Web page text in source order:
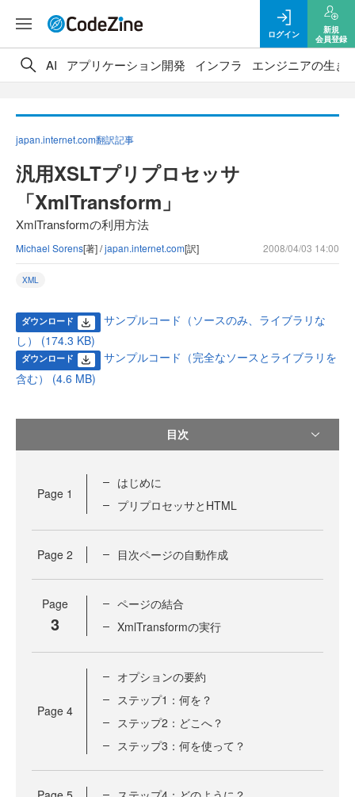
ログイン
新規
会員登録
AI アプリケーション開発 インフラ エンジニアの生き
japan.internet.com翻訳記事
汎用XSLTプリプロセッサ
「XmlTransform」
XmlTransformの利用方法
Michael Sorens[著] /japan.internet.com[訳] 2008/04/03 14:00
XML
ダウンロード
サンプルコード（ソースのみ、ライブラリな
し） (174.3 KB)
ダウンロード
サンプルコード（完全なソースとライブラリを
含む） (4.6 MB)
目次
Page 1
はじめに
プリプロセッサとHTML
Page 2 目次ページの自動作成
Page
3
ページの結合
XmlTransformの実行
Page 4
オプションの要約
ステップ1：何を？
ステップ2：どこへ？
ステップ3：何を使って？